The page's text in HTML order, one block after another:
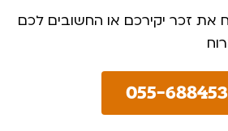
את זכר יקירכם או החשובים לכם
055-